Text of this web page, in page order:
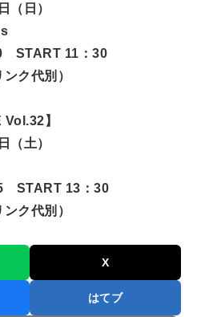
（日）
START 11：30
ク代別）
Vol.32】
（土）
START 13：30
ク代別）
X
はてブ